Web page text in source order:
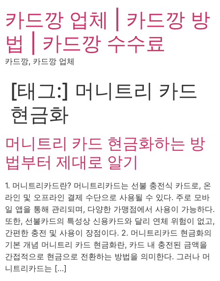
카드깡 업체 | 카드깡 방
법 | 카드깡 수수료
카드깡, 카드깡 업체
[태그:] 머니트리 카드
현금화
머니트리 카드 현금화하는 방
법부터 제대로 알기
1. 머니트리카드란? 머니트리카드는 선불 충전식 카드로, 온
라인 및 오프라인 결제 수단으로 사용될 수 있다. 주로 모바
일 앱을 통해 관리되며, 다양한 가맹점에서 사용이 가능하다.
또한, 선불카드의 특성상 신용카드와 달리 연체 위험이 없고,
간편한 충전 및 사용이 장점이다. 2. 머니트리카드 현금화의
기본 개념 머니트리 카드 현금화란, 카드 내 충전된 금액을
간접적으로 현금으로 전환하는 방법을 의미한다. 그러나 머
니트리카드는 […]